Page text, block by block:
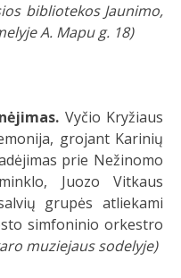
bibliotekos Jaunimo,
A. Mapu g. 18)
Vyčio Kryžiaus
grojant Karinių
prie Nežinomo
Juozo Vitkaus
grupės atliekami
simfoninio orkestro
muziejaus sodelyje)